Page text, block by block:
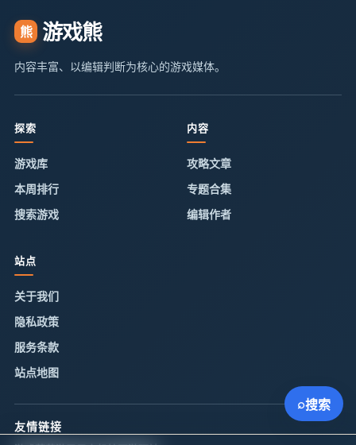
熊 游戏熊
内容丰富、以编辑判断为核心的游戏媒体。
探索
游戏库
本周排行
搜索游戏
内容
攻略文章
专题合集
编辑作者
站点
关于我们
隐私政策
服务条款
站点地图
友情链接
⌕搜索